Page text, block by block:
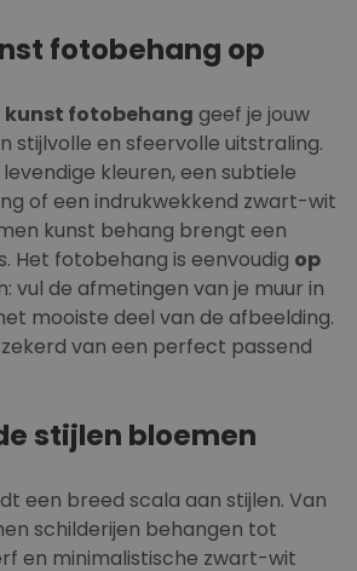
n
n
n
fotobehang op
kunst fotobehang geef je jouw
stijlvolle en sfeervolle uitstraling.
kleuren, een subtiele
of een indrukwekkend zwart-wit
kunst behang brengt een
Het fotobehang is eenvoudig op
vul de afmetingen van je muur in
mooiste deel van de afbeelding.
van een perfect passend
stijlen bloemen
een breed scala aan stijlen. Van
schilderijen behangen tot
en minimalistische zwart-wit